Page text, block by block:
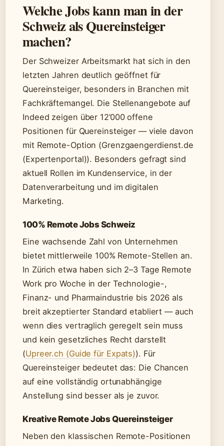
Welche Jobs kann man in der
Schweiz als Quereinsteiger
machen?
Der Schweizer Arbeitsmarkt hat sich in den
letzten Jahren deutlich geöffnet für
Quereinsteiger, besonders in Branchen mit
Fachkräftemangel. Die Stellenangebote auf
Indeed zeigen über 12’000 offene
Positionen für Quereinsteiger — viele davon
mit Remote-Option (Grenzgaengerdienst.de
(Expertenportal)). Besonders gefragt sind
aktuell Rollen im Kundenservice, in der
Datenverarbeitung und im digitalen
Marketing.
100% Remote Jobs Schweiz
Eine wachsende Zahl von Unternehmen
bietet mittlerweile 100% Remote-Stellen an.
In Zürich etwa haben sich 2–3 Tage Remote
Work pro Woche in der Technologie-,
Finanz- und Pharmaindustrie bis 2026 als
breit akzeptierter Standard etabliert — auch
wenn dies vertraglich geregelt sein muss
und kein gesetzliches Recht darstellt
(Upreer.ch (Guide für Expats)). Für
Quereinsteiger bedeutet das: Die Chancen
auf eine vollständig ortunabhängige
Anstellung sind besser als je zuvor.
Kreative Remote Jobs Quereinsteiger
Neben den klassischen Remote-Positionen